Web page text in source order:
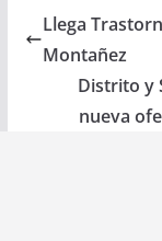
Llega
Montañez
Distrito y
nueva